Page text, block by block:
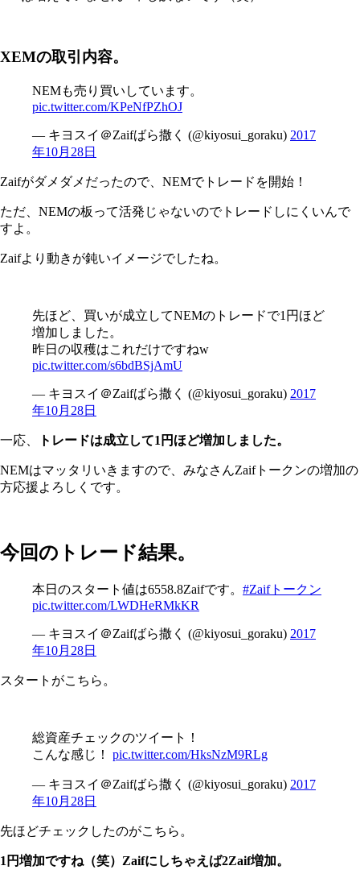
XEMの取引内容。
NEMも売り買いしています。
pic.twitter.com/KPeNfPZhOJ
— キヨスイ＠Zaifばら撒く (@kiyosui_goraku) 2017
年10月28日
Zaifがダメダメだったので、NEMでトレードを開始！
ただ、NEMの板って活発じゃないのでトレードしにくいんで
すよ。
Zaifより動きが鈍いイメージでしたね。
先ほど、買いが成立してNEMのトレードで1円ほど
増加しました。
昨日の収穫はこれだけですねw
pic.twitter.com/s6bdBSjAmU
— キヨスイ＠Zaifばら撒く (@kiyosui_goraku) 2017
年10月28日
一応、 トレードは成立して1円ほど増加しました。
NEMはマッタリいきますので、みなさんZaifトークンの増加の
方応援よろしくです。
今回のトレード結果。
本日のスタート値は6558.8Zaifです。 #Zaifトークン
pic.twitter.com/LWDHeRMkKR
— キヨスイ＠Zaifばら撒く (@kiyosui_goraku) 2017
年10月28日
スタートがこちら。
総資産チェックのツイート！
こんな感じ！ pic.twitter.com/HksNzM9RLg
— キヨスイ＠Zaifばら撒く (@kiyosui_goraku) 2017
年10月28日
先ほどチェックしたのがこちら。
1円増加ですね（笑）Zaifにしちゃえば2Zaif増加。